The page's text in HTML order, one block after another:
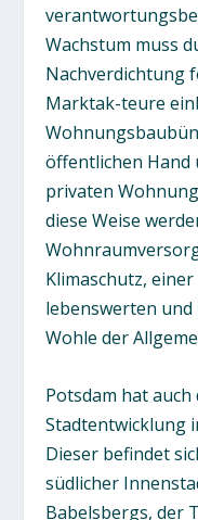
Wachstum muss
Nachverdichtung
Marktak-teure
öffentlichen Hand
privaten
diese Weise
Klimaschutz,
lebenswerten
Wohle der
Potsdam hat
Stadtentwicklung
Dieser befindet
südlicher
Babelsbergs, der